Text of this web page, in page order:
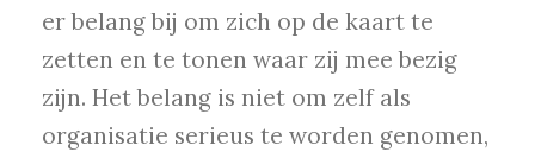
er belang bij om zich op de kaart te
zetten en te tonen waar zij mee bezig
zijn. Het belang is niet om zelf als
organisatie serieus te worden genomen,